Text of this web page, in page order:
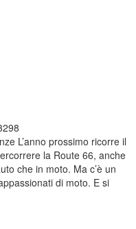
L’anno prossimo ricorre il
la Route 66, anche
che in moto. Ma c’è un
di moto. E si